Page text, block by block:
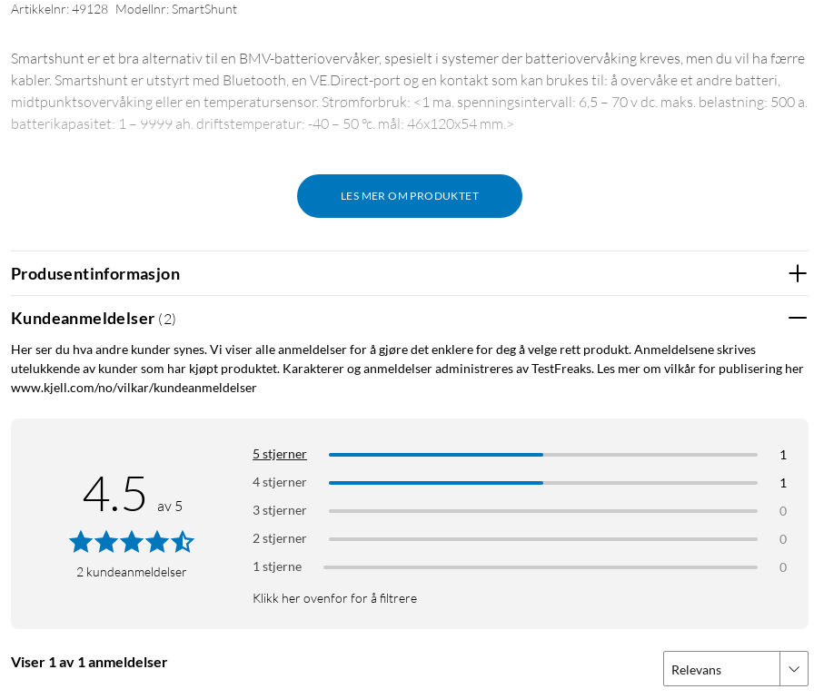
Artikkelnr: 49128 Modellnr: SmartShunt
LES MER OM PRODUKTET
Smartshunt er et bra alternativ til en BMV-batteriovervåker, spesielt i systemer der batteriovervåking kreves, men du vil ha færre
kabler. Smartshunt er utstyrt med Bluetooth, en VE.Direct-port og en kontakt som kan brukes til: å overvåke et andre batteri,
midtpunktsovervåking eller en temperatursensor. Strømforbruk: <1 ma. spenningsintervall: 6,5 – 70 v dc. maks. belastning: 500 a.
batterikapasitet: 1 – 9999 ah. driftstemperatur: -40 – 50 °c. mål: 46x120x54 mm.>
Produsentinformasjon
Kundeanmeldelser (2)
Her ser du hva andre kunder synes. Vi viser alle anmeldelser for å gjøre det enklere for deg å velge rett produkt. Anmeldelsene skrives
utelukkende av kunder som har kjøpt produktet. Karakterer og anmeldelser administreres av TestFreaks. Les mer om vilkår for publisering her
www.kjell.com/no/vilkar/kundeanmeldelser
4.5 av 5
2 kundeanmeldelser
5 stjerner
1
4 stjerner
1
3 stjerner
0
2 stjerner
0
1 stjerne
0
Klikk her ovenfor for å filtrere
Viser 1 av 1 anmeldelser Relevans